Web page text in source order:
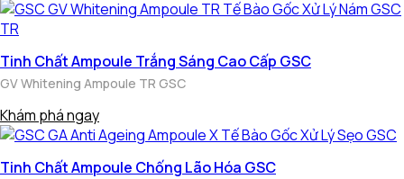
Tinh Chất Ampoule Trắng Sáng Cao Cấp GSC
GV Whitening Ampoule TR GSC
Khám phá ngay
Tinh Chất Ampoule Chống Lão Hóa GSC